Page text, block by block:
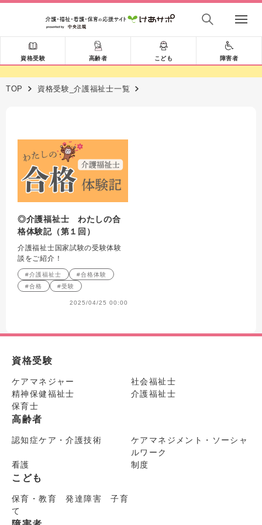
資格受験 高齢者 こども 障害者
TOP 資格受験_介護福祉士一覧
◎介護福祉士 わたしの合
格体験記（第１回）
介護福祉士国家試験の受験体験
談をご紹介！
#介護福祉士
#合格体験
#合格
#受験
2025/04/25 00:00
資格受験
ケアマネジャー
社会福祉士
精神保健福祉士
介護福祉士
保育士
高齢者
認知症ケア・介護技術
ケアマネジメント・ソーシャ
ルワーク
看護
制度
こども
保育・教育 発達障害 子育
て